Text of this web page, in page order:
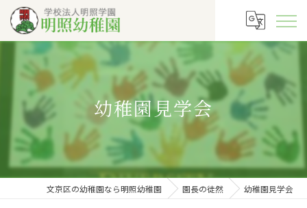
幼稚園見学会
文京区の幼稚園なら明照幼稚園 園長の徒然 幼稚園見学会